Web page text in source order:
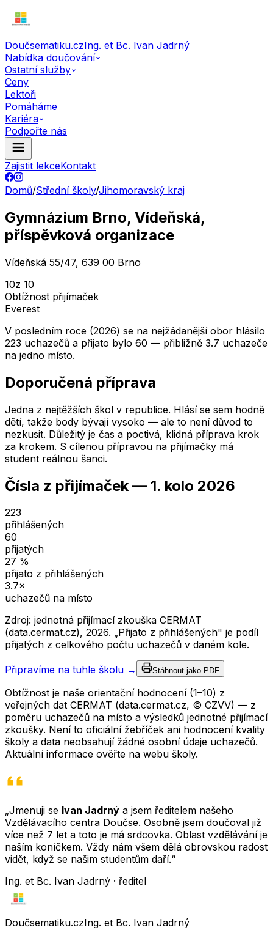
Doučsematiku.czIng. et Bc. Ivan Jadrný
Nabídka doučování
Ostatní služby
Ceny
Lektoři
Pomáháme
Kariéra
Podpořte nás
Zajistit lekceKontakt
Domů/Střední školy/Jihomoravský kraj
Gymnázium Brno, Vídeňská,
příspěvková organizace
Vídeňská 55/47, 639 00 Brno
10z 10
Obtížnost přijímaček
Everest
V posledním roce (2026) se na nejžádanější obor hlásilo
223 uchazečů a přijato bylo 60 — přibližně 3.7 uchazeče
na jedno místo.
Doporučená příprava
Jedna z nejtěžších škol v republice. Hlásí se sem hodně
dětí, takže body bývají vysoko — ale to není důvod to
nezkusit. Důležitý je čas a poctivá, klidná příprava krok
za krokem. S cílenou přípravou na přijímačky má
student reálnou šanci.
Čísla z přijímaček — 1. kolo 2026
223
přihlášených
60
přijatých
27 %
přijato z přihlášených
3.7×
uchazečů na místo
Zdroj: jednotná přijímací zkouška CERMAT
(data.cermat.cz), 2026. „Přijato z přihlášených" je podíl
přijatých z celkového počtu uchazečů v daném kole.
Připravíme na tuhle školu → Stáhnout jako PDF
Obtížnost je naše orientační hodnocení (1–10) z
veřejných dat CERMAT (data.cermat.cz, © CZVV) — z
poměru uchazečů na místo a výsledků jednotné přijímací
zkoušky. Není to oficiální žebříček ani hodnocení kvality
školy a data neobsahují žádné osobní údaje uchazečů.
Aktuální informace ověřte na webu školy.
„Jmenuji se Ivan Jadrný a jsem ředitelem našeho
Vzdělávacího centra Doučse. Osobně jsem doučoval již
více než 7 let a toto je má srdcovka. Oblast vzdělávání je
naším koníčkem. Vždy nám všem dělá obrovskou radost
vidět, když se našim studentům daří.“
Ing. et Bc. Ivan Jadrný · ředitel
Doučsematiku.czIng. et Bc. Ivan Jadrný